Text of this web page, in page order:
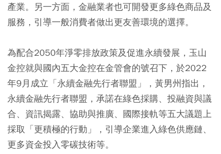
產業。另一方面，金融業者也可開發更多綠色商品及
服務，引導一般消費者做出更友善環境的選擇。
為配合2050年淨零排放政策及促進永續發展，玉山
金控就與國內五大金控在金管會的號召下，於2022
年9月成立「永續金融先行者聯盟」，黃男州指出，
永續金融先行者聯盟，承諾在綠色採購、投融資與議
合、資訊揭露、協助與推廣、國際接軌等五大議題上
採取「更積極的行動」，引導企業進入綠色供應鏈、
更多資金投入零碳技術等。